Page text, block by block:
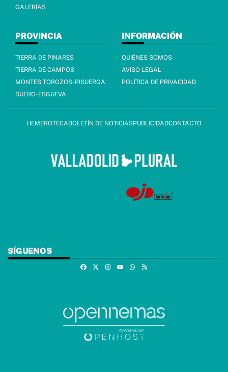
GALERÍAS
PROVINCIA
TIERRA DE PINARES
TIERRA DE CAMPOS
MONTES TOROZOS-PISUERGA
DUERO-ESGUEVA
INFORMACIÓN
QUIÉNES SOMOS
AVISO LEGAL
POLÍTICA DE PRIVACIDAD
HEMEROTECABOLETÍN DE NOTICIASPUBLICIDADCONTACTO
SÍGUENOS
FacebookInstagramWhatsapp